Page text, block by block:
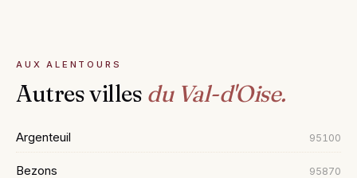
AUX ALENTOURS
Autres villes du Val-d'Oise.
Argenteuil 95100
Bezons 95870